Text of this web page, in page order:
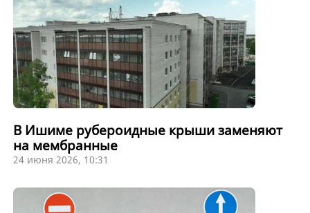
В Ишиме рубероидные крыши заменяют
на мембранные
24 июня 2026, 10:31